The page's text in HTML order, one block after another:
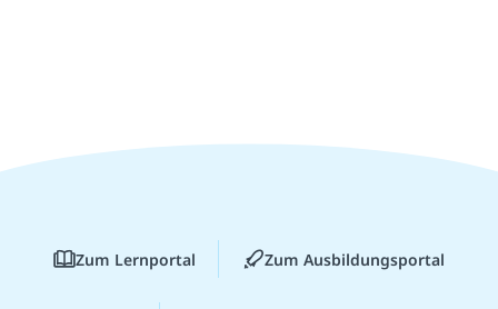
Zum Lernportal Zum Ausbildungsportal